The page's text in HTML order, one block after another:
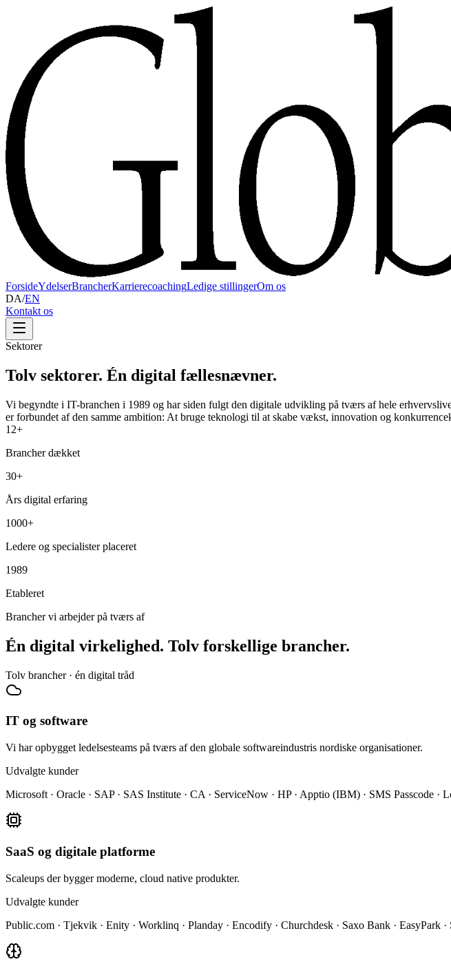
ForsideYdelserBrancherKarrierecoachingLedige stillingerOm os
DA/EN
Kontakt os
Sektorer
Tolv sektorer. Én digital fællesnævner.
Vi begyndte i IT-branchen i 1989 og har siden fulgt den digitale udvikling på tværs af hele
er forbundet af den samme ambition: At bruge teknologi til at skabe vækst, innovation og
12+
Brancher dækket
30+
Års digital erfaring
1000+
Ledere og specialister placeret
1989
Etableret
Brancher vi arbejder på tværs af
Én digital virkelighed. Tolv forskellige brancher.
Tolv brancher · én digital tråd
IT og software
Vi har opbygget ledelsesteams på tværs af den globale softwareindustris nordiske organisationer.
Udvalgte kunder
Microsoft · Oracle · SAP · SAS Institute · CA · ServiceNow · HP · Apptio (IBM) · SMS Passcode ·
SaaS og digitale platforme
Scaleups der bygger moderne, cloud native produkter.
Udvalgte kunder
Public.com · Tjekvik · Enity · Worklinq · Planday · Encodify · Churchdesk · Saxo Bank · EasyPark